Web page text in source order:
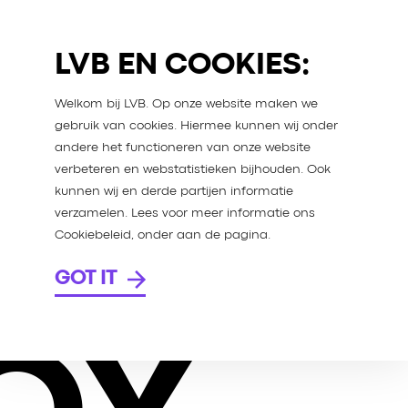
LVB EN COOKIES:
Welkom bij LVB. Op onze website maken we
gebruik van cookies. Hiermee kunnen wij onder
andere het functioneren van onze website
verbeteren en webstatistieken bijhouden. Ook
kunnen wij en derde partijen informatie
verzamelen. Lees voor meer informatie ons
Cookiebeleid, onder aan de pagina.
GOT IT